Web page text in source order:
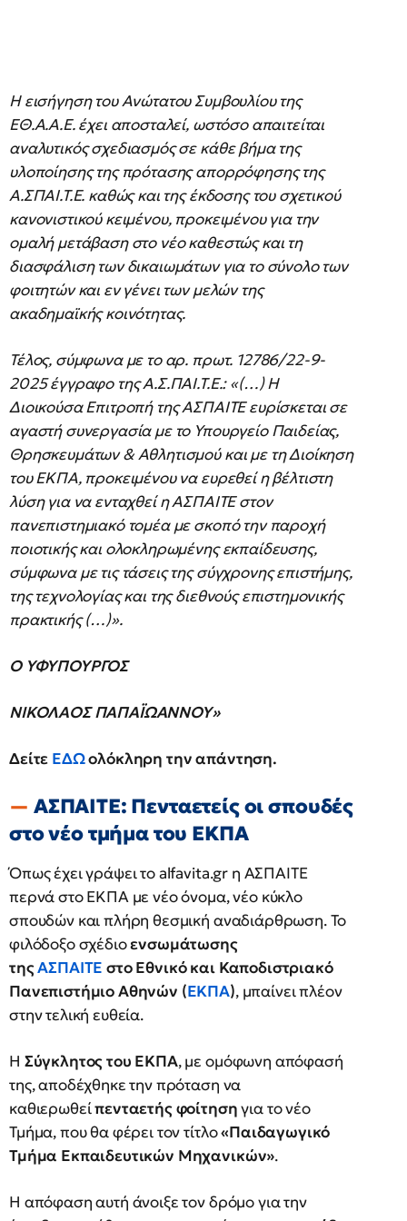
Η εισήγηση του Ανώτατου Συμβουλίου της
ΕΘ.Α.Α.Ε. έχει αποσταλεί, ωστόσο απαιτείται
αναλυτικός σχεδιασμός σε κάθε βήμα της
υλοποίησης της πρότασης απορρόφησης της
Α.ΣΠΑΙ.Τ.Ε. καθώς και της έκδοσης του σχετικού
κανονιστικού κειμένου, προκειμένου για την
ομαλή μετάβαση στο νέο καθεστώς και τη
διασφάλιση των δικαιωμάτων για το σύνολο των
φοιτητών και εν γένει των μελών της
ακαδημαϊκής κοινότητας.
Τέλος, σύμφωνα με το αρ. πρωτ. 12786/22-9-
2025 έγγραφο της Α.Σ.ΠΑΙ.Τ.Ε.: «(…) Η
Διοικούσα Επιτροπή της ΑΣΠΑΙΤΕ ευρίσκεται σε
αγαστή συνεργασία με το Υπουργείο Παιδείας,
Θρησκευμάτων & Αθλητισμού και με τη Διοίκηση
του ΕΚΠΑ, προκειμένου να ευρεθεί η βέλτιστη
λύση για να ενταχθεί η ΑΣΠΑΙΤΕ στον
πανεπιστημιακό τομέα με σκοπό την παροχή
ποιοτικής και ολοκληρωμένης εκπαίδευσης,
σύμφωνα με τις τάσεις της σύγχρονης επιστήμης,
της τεχνολογίας και της διεθνούς επιστημονικής
πρακτικής (…)».
Ο ΥΦΥΠΟΥΡΓΟΣ
ΝΙΚΟΛΑΟΣ ΠΑΠΑΪΩΑΝΝΟΥ»
Δείτε ΕΔΩολόκληρη την απάντηση.
ΑΣΠΑΙΤΕ: Πενταετείς οι σπουδές
στο νέο τμήμα του ΕΚΠΑ
Όπως έχει γράψει το alfavita.gr η ΑΣΠΑΙΤΕ
περνά στο ΕΚΠΑ με νέο όνομα, νέο κύκλο
σπουδών και πλήρη θεσμική αναδιάρθρωση. Το
φιλόδοξο σχέδιοενσωμάτωσης
τηςΑΣΠΑΙΤΕστο Εθνικό και Καποδιστριακό
Πανεπιστήμιο Αθηνών (ΕΚΠΑ), μπαίνει πλέον
στην τελική ευθεία.
Η Σύγκλητος του ΕΚΠΑ, με ομόφωνη απόφασή
της, αποδέχθηκε την πρόταση να
καθιερωθείπενταετής φοίτησηγια το νέο
Τμήμα, που θα φέρει τον τίτλο«Παιδαγωγικό
Τμήμα Εκπαιδευτικών Μηχανικών».
Η απόφαση αυτή άνοιξε τον δρόμο για την